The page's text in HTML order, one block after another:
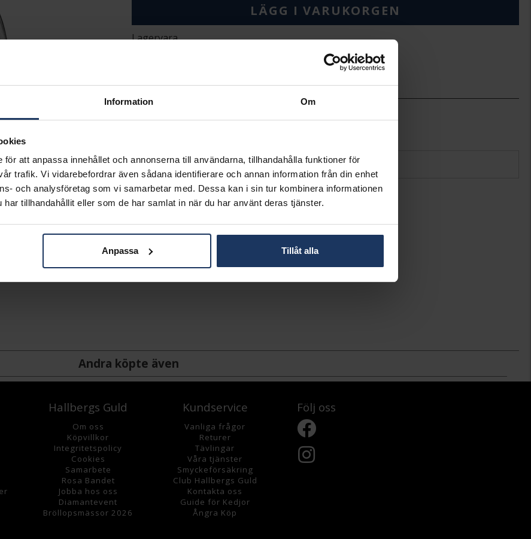
Information Om
för att anpassa innehållet och annonserna till användarna, tillhandahålla funktioner för
trafik. Vi vidarebefordrar även sådana identifierare och annan information från din enhet
och analysföretag som vi samarbetar med. Dessa kan i sin tur kombinera informationen
har tillhandahållit eller som de har samlat in när du har använt deras tjänster.
Anpassa Tillåt alla
LÄGG I VARUKORGEN
Lagervara.
INFO
MATERIAL
Silver
Matchande produkter och andra varianter
Andra köpte även
Hallbergs Guld
Om oss
Köpvillkor
Integritetspolicy
Cookies
Samarbete
Rosa Bandet
Jobba hos oss
Diamantevent
Bröllopsmässor 2026
Kundservice
Vanliga frågor
Returer
Tävlingar
Våra tjänster
Smyckeförsäkring
Club Hallbergs Guld
Kontakta oss
Guide för Kedjor
Ångra Köp
Följ oss